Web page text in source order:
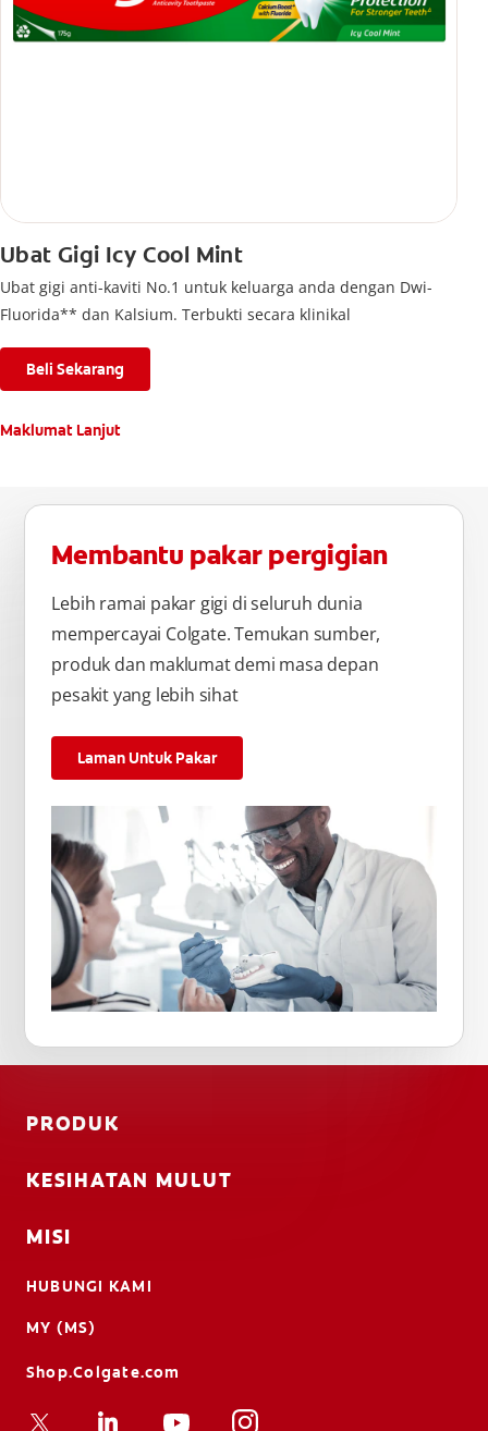
Ubat Gigi Icy Cool Mint
Ubat gigi anti-kaviti No.1 untuk keluarga anda dengan Dwi-
Fluorida** dan Kalsium. Terbukti secara klinikal
Beli Sekarang
Maklumat Lanjut
Membantu pakar pergigian
Lebih ramai pakar gigi di seluruh dunia
mempercayai Colgate. Temukan sumber,
produk dan maklumat demi masa depan
pesakit yang lebih sihat
Laman Untuk Pakar
PRODUK
KESIHATAN MULUT
MISI
HUBUNGI KAMI
MY (MS)
Shop.Colgate.com